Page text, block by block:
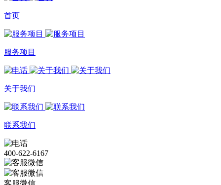
首页
服务项目
关于我们
联系我们
400-622-6167
客服微信